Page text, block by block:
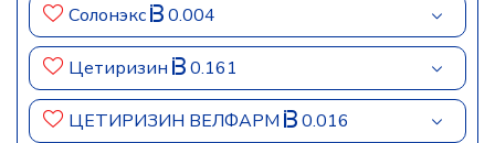
Солонэкс 0.004
Цетиризин 0.161
ЦЕТИРИЗИН ВЕЛФАРМ 0.016